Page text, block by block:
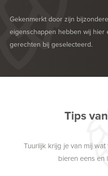
Gekenmerkt door zijn bijzondere
eigenschappen hebben wij hier
gerechten bij geselecteerd.
HEERLIJK BIJ
Tips
Tuurlijk krijg je van mij
bieren eens en